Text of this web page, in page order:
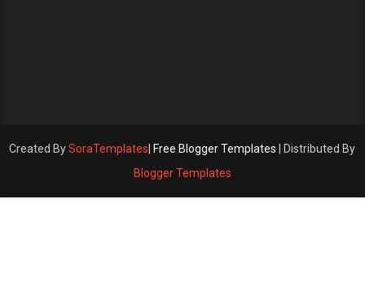
Created BySoraTemplates Free Blogger Templates | Distributed By
Blogger Templates